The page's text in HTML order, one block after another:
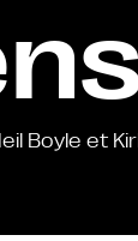
Boyle et